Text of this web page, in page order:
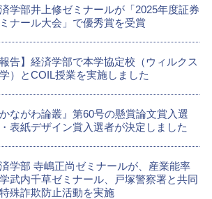
学部井上修ゼミナールが「2025年度証券
ナール大会」で優秀賞を受賞
報告】経済学部で本学協定校（ウィルクス
）とCOIL授業を実施しました
かながわ論叢』第60号の懸賞論文賞入選
表紙デザイン賞入選者が決定しました
学部 寺嶋正尚ゼミナールが、産業能率
武内千草ゼミナール、戸塚警察署と共同
殊詐欺防止活動を実施